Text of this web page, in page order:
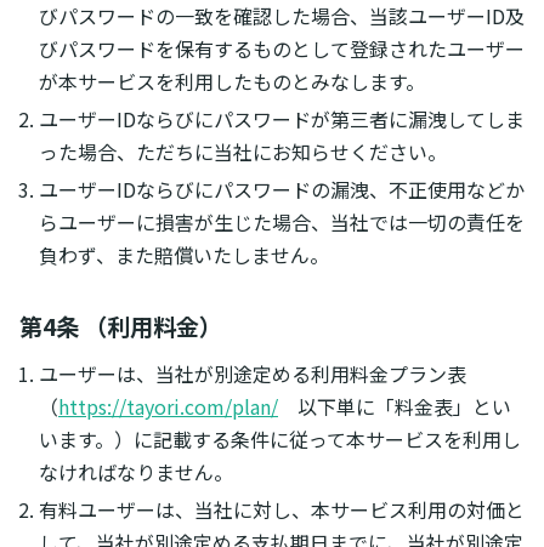
びパスワードの一致を確認した場合、当該ユーザーID及
びパスワードを保有するものとして登録されたユーザー
が本サービスを利用したものとみなします。
ユーザーIDならびにパスワードが第三者に漏洩してしま
った場合、ただちに当社にお知らせください。
ユーザーIDならびにパスワードの漏洩、不正使用などか
らユーザーに損害が生じた場合、当社では一切の責任を
負わず、また賠償いたしません。
第4条 （利用料金）
ユーザーは、当社が別途定める利用料金プラン表
（https://tayori.com/plan/ 以下単に「料金表」とい
います。）に記載する条件に従って本サービスを利用し
なければなりません。
有料ユーザーは、当社に対し、本サービス利用の対価と